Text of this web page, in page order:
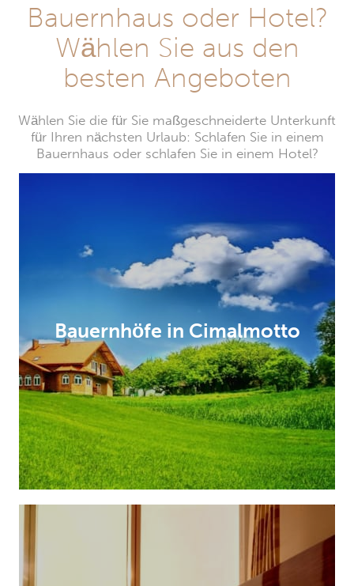
Bauernhaus oder Hotel?
Wählen Sie aus den
besten Angeboten
Wählen Sie die für Sie maßgeschneiderte Unterkunft
für Ihren nächsten Urlaub: Schlafen Sie in einem
Bauernhaus oder schlafen Sie in einem Hotel?
Bauernhöfe in Cimalmotto